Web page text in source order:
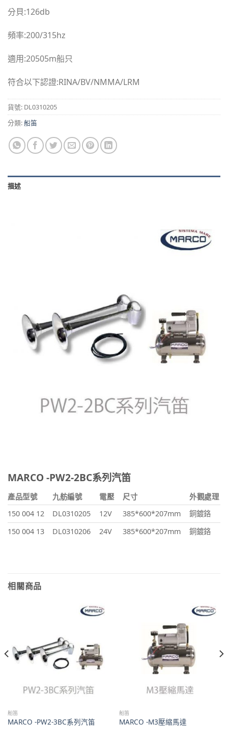
分貝:126db
頻率:200/315hz
適用:20505m船只
符合以下認證:RINA/BV/NMMA/LRM
貨號: DL0310205
分類:船笛
描述
MARCO -PW2-2BC系列汽笛
產品型號 九舫編號 電壓 尺寸
外觀處理
150 004 12
DL0310205 12V 385*600*207mm
銅鍍鉻
150 004 13
DL0310206 24V 385*600*207mm 銅鍍鉻
相關商品
船笛
MARCO -PW2-3BC系列汽笛
船笛
MARCO -M3壓縮馬達